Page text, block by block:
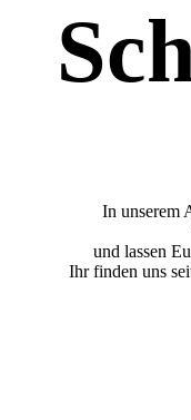
In unserem
und lassen
Ihr finden uns